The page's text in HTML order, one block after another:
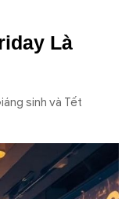
Là
sinh và Tết